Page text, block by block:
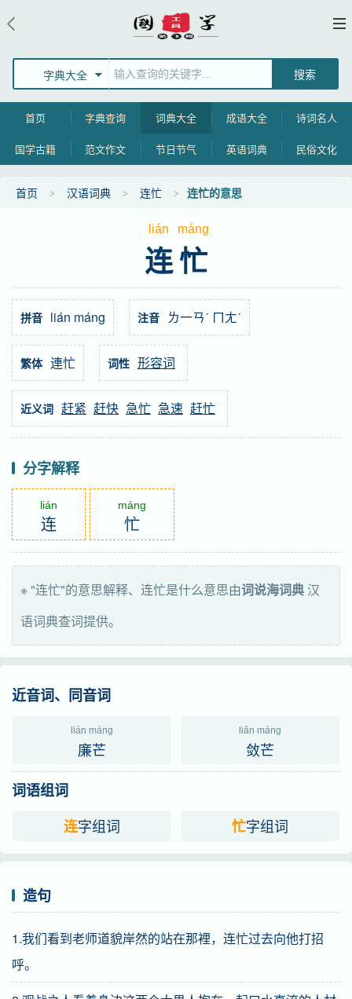
字典大全
首页 字典查询 词典大全 成语大全 诗词名人
国学古籍 范文作文 节日节气 英语词典 民俗文化
首页 汉语词典 连忙 连忙的意思
lián máng
连忙
拼音 lián máng 注音 ㄌ一ㄢˊ ㄇㄤˊ
繁体 連忙 词性 形容词
近义词 赶紧 赶快 急忙 急速 赶忙
分字解释
lián
连
máng
忙
※ "连忙"的意思解释、连忙是什么意思由词说海词典 汉
语词典查词提供。
近音词、同音词
lián máng
廉芒
liǎn máng
敛芒
词语组词
连字组词 忙字组词
造句
1.我们看到老师道貌岸然的站在那裡，连忙过去向他打招
呼。